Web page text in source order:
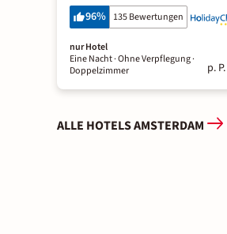
96% 135 Bewertungen
nur Hotel
Eine Nacht· Ohne Verpflegung·
Doppelzimmer
p. P.
ALLE HOTELS AMSTERDAM